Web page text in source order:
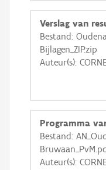
Basis Lagen
OSM-
GRB-
GRB-
Verslag van
Bestand:
Bijlagen_ZIP.zip
Auteur(s):
Programma
Bestand:
Auteur(s):